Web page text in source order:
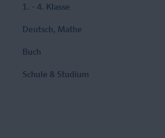
1. - 4. Klasse
Deutsch, Mathe
Buch
Schule & Studium